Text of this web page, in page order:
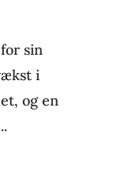
sin
i
og en